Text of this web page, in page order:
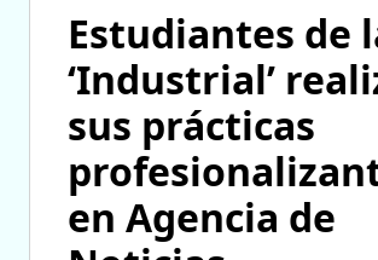
Estudiantes de
‘Industrial’
sus prácticas
en Agencia de